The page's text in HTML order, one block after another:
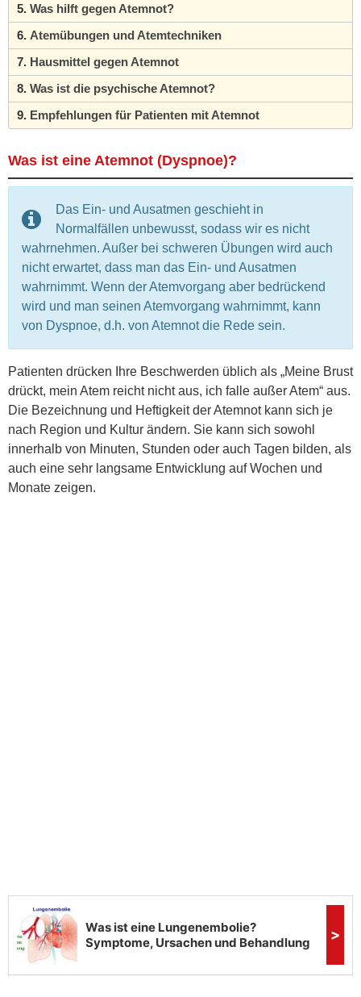
Was hilft gegen Atemnot?
Atemübungen und Atemtechniken
Hausmittel gegen Atemnot
Was ist die psychische Atemnot?
Empfehlungen für Patienten mit Atemnot
Was ist eine Atemnot (Dyspnoe)?
Das Ein- und Ausatmen geschieht in
Normalfällen unbewusst, sodass wir es nicht
wahrnehmen. Außer bei schweren Übungen wird auch
nicht erwartet, dass man das Ein- und Ausatmen
wahrnimmt. Wenn der Atemvorgang aber bedrückend
wird und man seinen Atemvorgang wahrnimmt, kann
von Dyspnoe, d.h. von Atemnot die Rede sein.
Patienten drücken Ihre Beschwerden üblich als „Meine Brust
drückt, mein Atem reicht nicht aus, ich falle außer Atem“ aus.
Die Bezeichnung und Heftigkeit der Atemnot kann sich je
nach Region und Kultur ändern. Sie kann sich sowohl
innerhalb von Minuten, Stunden oder auch Tagen bilden, als
auch eine sehr langsame Entwicklung auf Wochen und
Monate zeigen.